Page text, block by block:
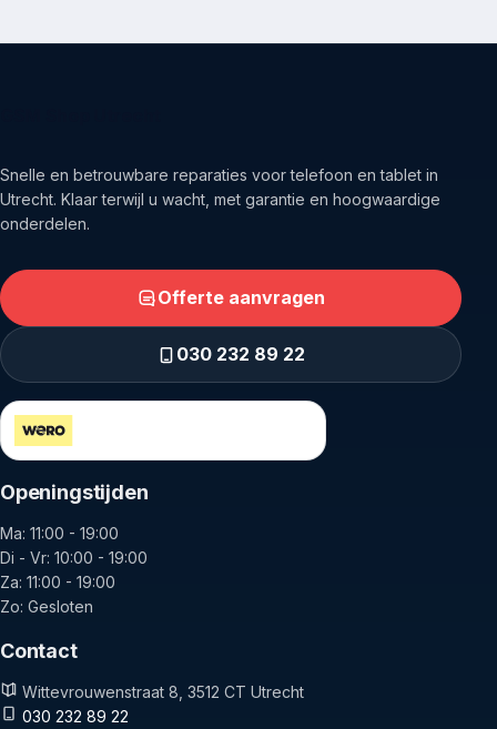
Snelle en betrouwbare reparaties voor telefoon en tablet in
Utrecht. Klaar terwijl u wacht, met garantie en hoogwaardige
onderdelen.
Offerte aanvragen
030 232 89 22
Openingstijden
Ma: 11:00 - 19:00
Di - Vr: 10:00 - 19:00
Za: 11:00 - 19:00
Zo: Gesloten
Contact
Wittevrouwenstraat 8, 3512 CT Utrecht
030 232 89 22